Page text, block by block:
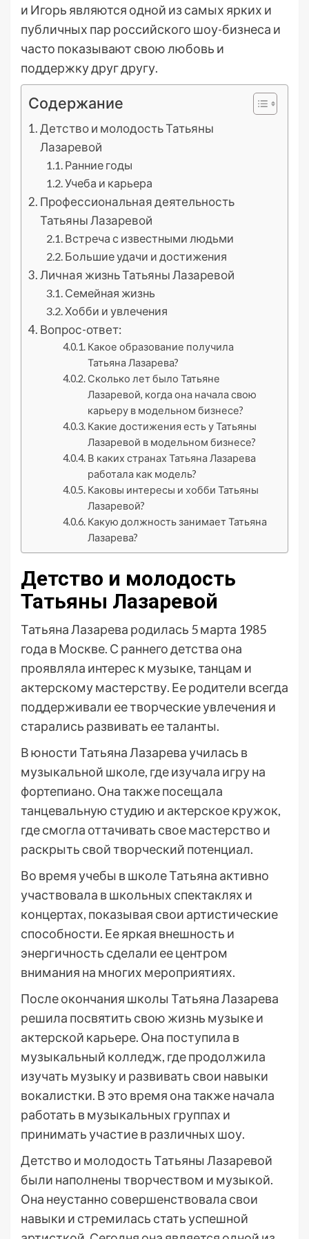
и Игорь являются одной из самых ярких и
публичных пар российского шоу-бизнеса и
часто показывают свою любовь и
поддержку друг другу.
Содержание
Детство и молодость Татьяны
Лазаревой
Ранние годы
Учеба и карьера
Профессиональная деятельность
Татьяны Лазаревой
Встреча с известными людьми
Большие удачи и достижения
Личная жизнь Татьяны Лазаревой
Семейная жизнь
Хобби и увлечения
Вопрос-ответ:
Какое образование получила
Татьяна Лазарева?
Сколько лет было Татьяне
Лазаревой, когда она начала свою
карьеру в модельном бизнесе?
Какие достижения есть у Татьяны
Лазаревой в модельном бизнесе?
В каких странах Татьяна Лазарева
работала как модель?
Каковы интересы и хобби Татьяны
Лазаревой?
Какую должность занимает Татьяна
Лазарева?
Детство и молодость
Татьяны Лазаревой
Татьяна Лазарева родилась 5 марта 1985
года в Москве. С раннего детства она
проявляла интерес к музыке, танцам и
актерскому мастерству. Ее родители всегда
поддерживали ее творческие увлечения и
старались развивать ее таланты.
В юности Татьяна Лазарева училась в
музыкальной школе, где изучала игру на
фортепиано. Она также посещала
танцевальную студию и актерское кружок,
где смогла оттачивать свое мастерство и
раскрыть свой творческий потенциал.
Во время учебы в школе Татьяна активно
участвовала в школьных спектаклях и
концертах, показывая свои артистические
способности. Ее яркая внешность и
энергичность сделали ее центром
внимания на многих мероприятиях.
После окончания школы Татьяна Лазарева
решила посвятить свою жизнь музыке и
актерской карьере. Она поступила в
музыкальный колледж, где продолжила
изучать музыку и развивать свои навыки
вокалистки. В это время она также начала
работать в музыкальных группах и
принимать участие в различных шоу.
Детство и молодость Татьяны Лазаревой
были наполнены творчеством и музыкой.
Она неустанно совершенствовала свои
навыки и стремилась стать успешной